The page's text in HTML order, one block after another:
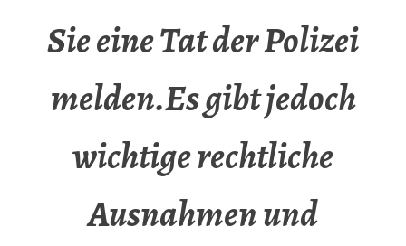
Sie eine Tat der Polizei
melden.Es gibt jedoch
wichtige rechtliche
Ausnahmen und